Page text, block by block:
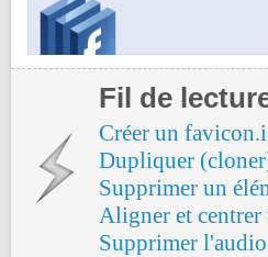
Fil de
Créer un
Dupliquer
Supprimer un
Aligner et
Supprimer